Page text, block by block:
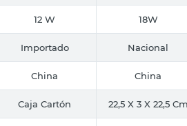
12 W 18W
Importado Nacional
China China
Caja Cartón 22,5 X 3 X 22,5